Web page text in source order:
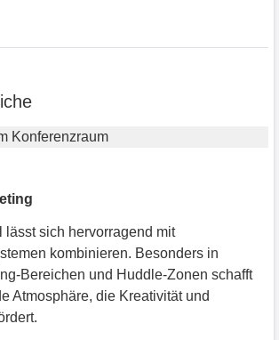
lässt sich hervorragend mit
kombinieren. Besonders in
Bereichen und Huddle-Zonen schafft
Atmosphäre, die Kreativität und